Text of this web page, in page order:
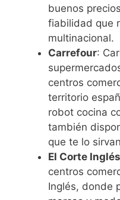
buenos
fiabilidad que
multinacional.
Carrefour:
centros
territorio
robot cocina
también
que te lo
El Corte Inglés
centros
Inglés, donde